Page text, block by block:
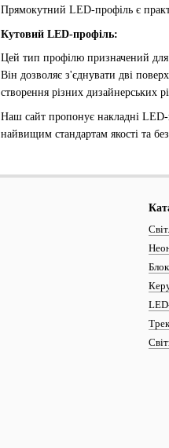
Прямокутний LED-профіль є
Кутовий LED-профіль:
Цей тип профілю призначений для
Він дозволяє з'єднувати дві
створення різних дизайнерських
Наш сайт пропонує накладні LED-
найвищим стандартам якості та